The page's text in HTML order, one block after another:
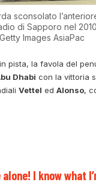
sconsolato
di Sapporo nel
Images AsiaPac
pista, la favola del
Dhabi con la vittoria
Vettel edAlonso,
I know what